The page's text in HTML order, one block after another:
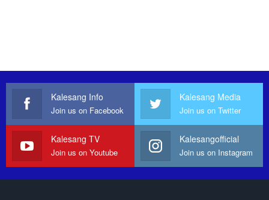
Kalesang Info
Join us on Facebook
Kalesang Media
Join us on Twitter
Kalesang TV
Join us on Youtube
Kalesangofficial
Join us on Instagram